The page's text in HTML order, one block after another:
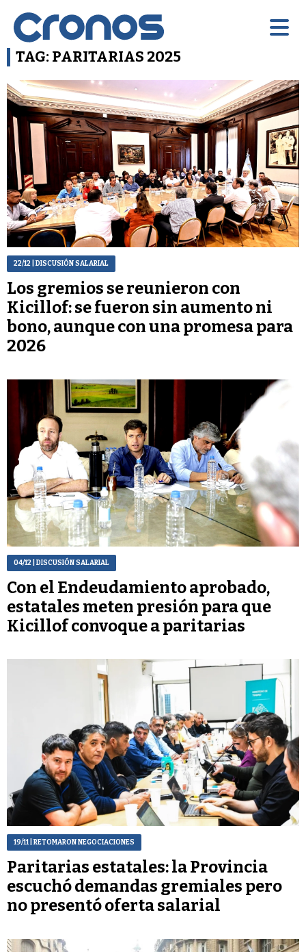
TAG: PARITARIAS 2025
22/12 | DISCUSIÓN SALARIAL
Los gremios se reunieron con
Kicillof: se fueron sin aumento ni
bono, aunque con una promesa para
2026
04/12 | DISCUSIÓN SALARIAL
Con el Endeudamiento aprobado,
estatales meten presión para que
Kicillof convoque a paritarias
19/11| RETOMARON NEGOCIACIONES
Paritarias estatales: la Provincia
escuchó demandas gremiales pero
no presentó oferta salarial